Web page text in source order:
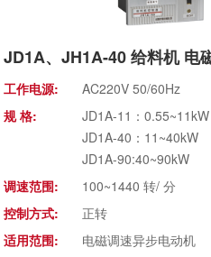
工作电源:
AC220V 50/60Hz
规 格:
JD1A-11：0.55~11kW
JD1A-40：11~40kW
JD1A-90:40~90kW
调速范围:
100~1440 转/ 分
控制方式:
正转
适用范围:
电磁调速异步电动机